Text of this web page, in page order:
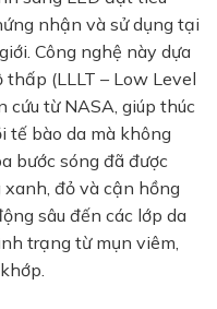
nhận và sử dụng tại
Công nghệ này dựa
(LLLT – Low Level
cứu từ NASA, giúp thúc
tế bào da mà không
bước sóng đã được
đỏ và cận hồng
sâu đến các lớp da
trạng từ mụn viêm,